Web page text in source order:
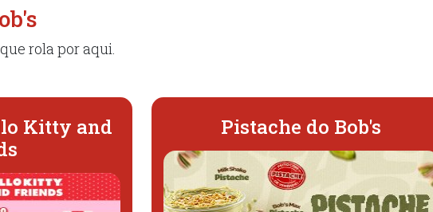
rola por aqui.
Kitty and
Pistache do Bob's